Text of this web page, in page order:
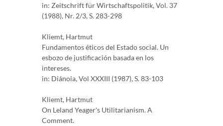
in: Zeitschrift für Wirtschaftspolitik, Vol. 37
(1988), Nr. 2/3, S. 283-298
Kliemt, Hartmut
Fundamentos éticos del Estado social. Un
esbozo de justificación basada en los
intereses.
in: Diánoia, Vol XXXIII (1987), S. 83-103
Kliemt, Hartmut
On Leland Yeager's Utilitarianism. A
Comment.